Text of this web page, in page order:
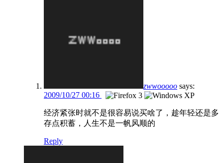
zwwooooo says:
2009/10/27 00:16
经济紧张时就不是很容易说买啥了，趁年轻还是多
存点积蓄，人生不是一帆风顺的
Reply